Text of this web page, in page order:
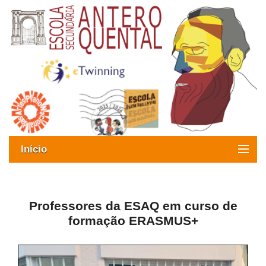
Início
Oferta formativa
ESAQ sem Bullying
Professores da ESAQ em curso de
formação ERASMUS+